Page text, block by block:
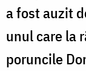
a fost auzit
unul care la
poruncile